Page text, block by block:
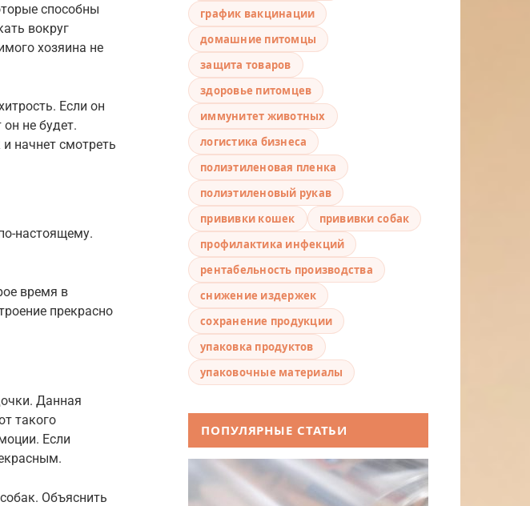
способны
вокруг
хозяина не
Если он
не будет.
начнет смотреть
настоящему.
время в
прекрасно
Данная
такого
Если
Объяснить
график вакцинации
домашние питомцы
защита товаров
здоровье питомцев
иммунитет животных
логистика бизнеса
полиэтиленовая пленка
полиэтиленовый рукав
прививки кошек
прививки собак
профилактика инфекций
рентабельность производства
снижение издержек
сохранение продукции
упаковка продуктов
упаковочные материалы
ПОПУЛЯРНЫЕ СТАТЬИ